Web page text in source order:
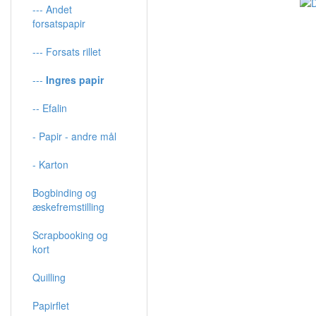
--- Andet
forsatspapir
--- Forsats rillet
--- Ingres papir
-- Efalin
- Papir - andre mål
- Karton
Bogbinding og
æskefremstilling
Scrapbooking og
kort
Quilling
Papirflet